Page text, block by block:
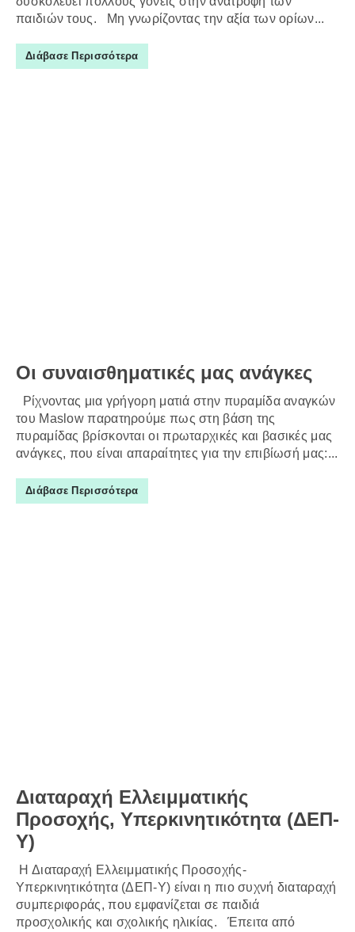
παιδιών τους. Μη γνωρίζοντας την αξία των ορίων...
Διάβασε Περισσότερα
Οι συναισθηματικές μας ανάγκες
Ρίχνοντας μια γρήγορη ματιά στην πυραμίδα αναγκών
του Maslow παρατηρούμε πως στη βάση της
πυραμίδας βρίσκονται οι πρωταρχικές και βασικές μας
ανάγκες, που είναι απαραίτητες για την επιβίωσή μας:...
Διάβασε Περισσότερα
Διαταραχή Ελλειμματικής
Προσοχής, Υπερκινητικότητα (ΔΕΠ-
Υ)
Η Διαταραχή Ελλειμματικής Προσοχής-
Υπερκινητικότητα (ΔΕΠ-Υ) είναι η πιο συχνή διαταραχή
συμπεριφοράς, που εμφανίζεται σε παιδιά
προσχολικής και σχολικής ηλικίας. Έπειτα από